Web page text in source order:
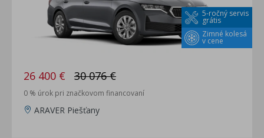
Zimné kolesá
v cene
5-ročný servis
grátis
26 400 € 30 076 €
0 % úrok pri značkovom financovaní
ARAVER Piešťany